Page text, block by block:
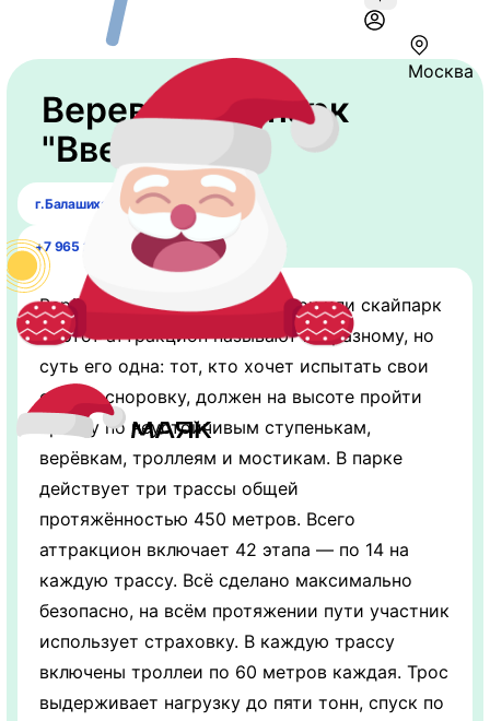
Москва
​Веревочный парк
"Вверх"
г.Балашиха, ул.Луговая 5а
+7 965 290 33 66
Верёвочный, канатный, тайпарк или скайпарк
— этот аттракцион называют по-разному, но
суть его одна: тот, кто хочет испытать свои
силы и сноровку, должен на высоте пройти
трассу по неустойчивым ступенькам,
верёвкам, троллеям и мостикам. В парке
действует три трассы общей
протяжённостью 450 метров. Всего
аттракцион включает 42 этапа — по 14 на
каждую трассу. Всё сделано максимально
безопасно, на всём протяжении пути участник
использует страховку. В каждую трассу
включены троллеи по 60 метров каждая. Трос
выдерживает нагрузку до пяти тонн, спуск по